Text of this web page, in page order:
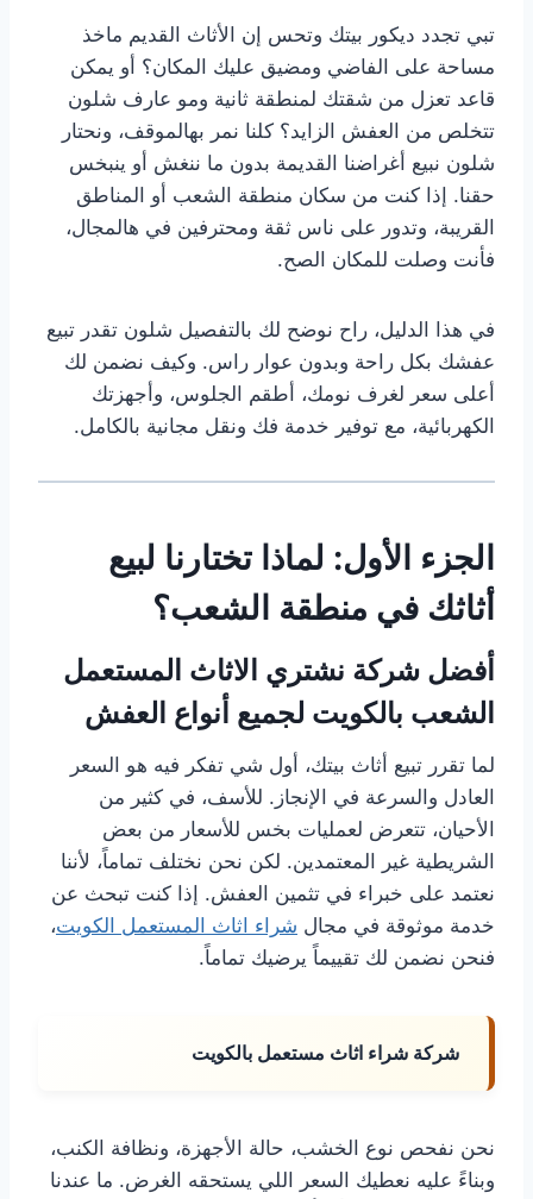
تبي تجدد ديكور بيتك وتحس إن الأثاث القديم ماخذ
مساحة على الفاضي ومضيق عليك المكان؟ أو يمكن
قاعد تعزل من شقتك لمنطقة ثانية ومو عارف شلون
تتخلص من العفش الزايد؟ كلنا نمر بهالموقف، ونحتار
شلون نبيع أغراضنا القديمة بدون ما ننغش أو ينبخس
حقنا. إذا كنت من سكان منطقة الشعب أو المناطق
القريبة، وتدور على ناس ثقة ومحترفين في هالمجال،
فأنت وصلت للمكان الصح.
في هذا الدليل، راح نوضح لك بالتفصيل شلون تقدر تبيع
عفشك بكل راحة وبدون عوار راس. وكيف نضمن لك
أعلى سعر لغرف نومك، أطقم الجلوس، وأجهزتك
الكهربائية، مع توفير خدمة فك ونقل مجانية بالكامل.
الجزء الأول: لماذا تختارنا لبيع
أثاثك في منطقة الشعب؟
أفضل شركة نشتري الاثاث المستعمل
الشعب بالكويت لجميع أنواع العفش
لما تقرر تبيع أثاث بيتك، أول شي تفكر فيه هو السعر
العادل والسرعة في الإنجاز. للأسف، في كثير من
الأحيان، تتعرض لعمليات بخس للأسعار من بعض
الشريطية غير المعتمدين. لكن نحن نختلف تماماً، لأننا
نعتمد على خبراء في تثمين العفش. إذا كنت تبحث عن
خدمة موثوقة في مجال شراء اثاث المستعمل الكويت،
فنحن نضمن لك تقييماً يرضيك تماماً.
شركة شراء اثاث مستعمل بالكويت
نحن نفحص نوع الخشب، حالة الأجهزة، ونظافة الكنب،
وبناءً عليه نعطيك السعر اللي يستحقه الغرض. ما عندنا